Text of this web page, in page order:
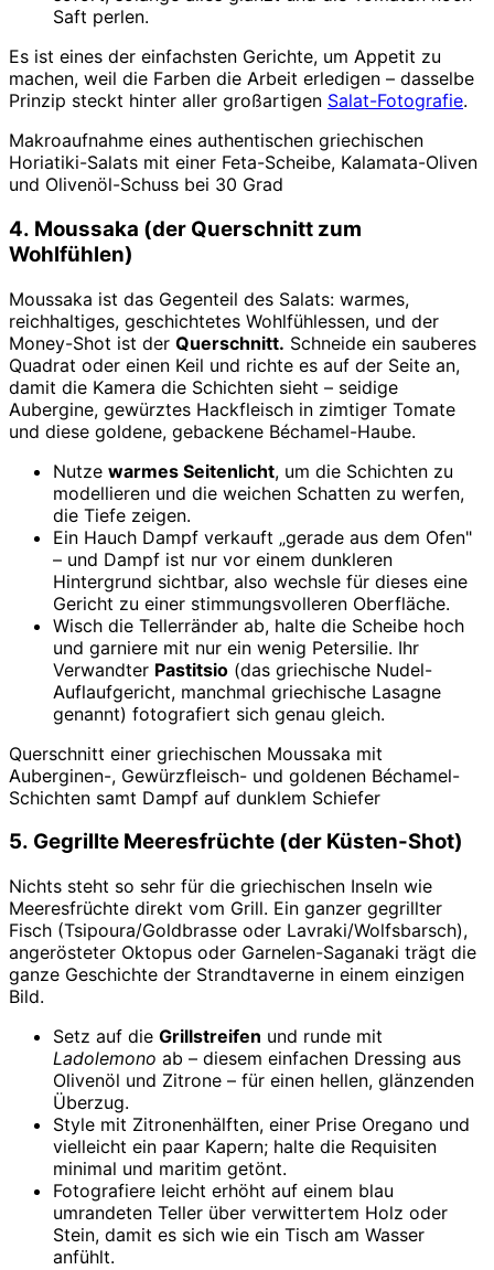
Saft perlen.
Es ist eines der einfachsten Gerichte, um Appetit zu
machen, weil die Farben die Arbeit erledigen – dasselbe
Prinzip steckt hinter aller großartigen Salat-Fotografie.
Makroaufnahme eines authentischen griechischen
Horiatiki-Salats mit einer Feta-Scheibe, Kalamata-Oliven
und Olivenöl-Schuss bei 30 Grad
4. Moussaka (der Querschnitt zum
Wohlfühlen)
Moussaka ist das Gegenteil des Salats: warmes,
reichhaltiges, geschichtetes Wohlfühlessen, und der
Money-Shot ist der Querschnitt. Schneide ein sauberes
Quadrat oder einen Keil und richte es auf der Seite an,
damit die Kamera die Schichten sieht – seidige
Aubergine, gewürztes Hackfleisch in zimtiger Tomate
und diese goldene, gebackene Béchamel-Haube.
Nutze warmes Seitenlicht, um die Schichten zu
modellieren und die weichen Schatten zu werfen,
die Tiefe zeigen.
Ein Hauch Dampf verkauft „gerade aus dem Ofen"
– und Dampf ist nur vor einem dunkleren
Hintergrund sichtbar, also wechsle für dieses eine
Gericht zu einer stimmungsvolleren Oberfläche.
Wisch die Tellerränder ab, halte die Scheibe hoch
und garniere mit nur ein wenig Petersilie. Ihr
Verwandter Pastitsio (das griechische Nudel-
Auflaufgericht, manchmal griechische Lasagne
genannt) fotografiert sich genau gleich.
Querschnitt einer griechischen Moussaka mit
Auberginen-, Gewürzfleisch- und goldenen Béchamel-
Schichten samt Dampf auf dunklem Schiefer
5. Gegrillte Meeresfrüchte (der Küsten-Shot)
Nichts steht so sehr für die griechischen Inseln wie
Meeresfrüchte direkt vom Grill. Ein ganzer gegrillter
Fisch (Tsipoura/Goldbrasse oder Lavraki/Wolfsbarsch),
angerösteter Oktopus oder Garnelen-Saganaki trägt die
ganze Geschichte der Strandtaverne in einem einzigen
Bild.
Setz auf die Grillstreifen und runde mit
Ladolemono ab – diesem einfachen Dressing aus
Olivenöl und Zitrone – für einen hellen, glänzenden
Überzug.
Style mit Zitronenhälften, einer Prise Oregano und
vielleicht ein paar Kapern; halte die Requisiten
minimal und maritim getönt.
Fotografiere leicht erhöht auf einem blau
umrandeten Teller über verwittertem Holz oder
Stein, damit es sich wie ein Tisch am Wasser
anfühlt.